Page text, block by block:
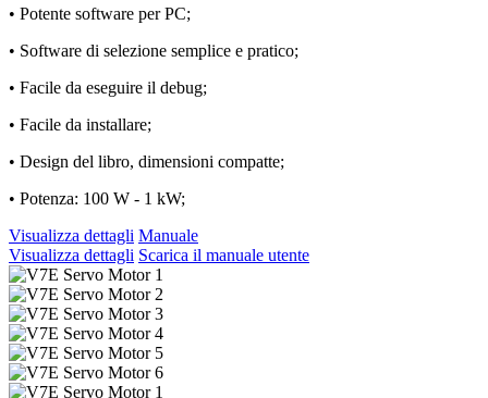
• Potente software per PC;
• Software di selezione semplice e pratico;
• Facile da eseguire il debug;
• Facile da installare;
• Design del libro, dimensioni compatte;
• Potenza: 100 W - 1 kW;
Visualizza dettagli Manuale
Visualizza dettagli Scarica il manuale utente